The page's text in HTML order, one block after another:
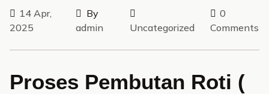
14 Apr,
2025
By
admin
Uncategorized
0
Comments
Proses Pembutan Roti (